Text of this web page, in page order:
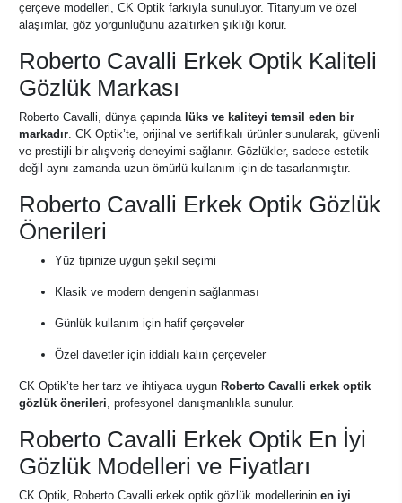
çerçeve modelleri, CK Optik farkıyla sunuluyor. Titanyum ve özel
alaşımlar, göz yorgunluğunu azaltırken şıklığı korur.
Roberto Cavalli Erkek Optik Kaliteli
Gözlük Markası
Roberto Cavalli, dünya çapında lüks ve kaliteyi temsil eden bir
markadır. CK Optik’te, orijinal ve sertifikalı ürünler sunularak, güvenli
ve prestijli bir alışveriş deneyimi sağlanır. Gözlükler, sadece estetik
değil aynı zamanda uzun ömürlü kullanım için de tasarlanmıştır.
Roberto Cavalli Erkek Optik Gözlük
Önerileri
Yüz tipinize uygun şekil seçimi
Klasik ve modern dengenin sağlanması
Günlük kullanım için hafif çerçeveler
Özel davetler için iddialı kalın çerçeveler
CK Optik’te her tarz ve ihtiyaca uygun Roberto Cavalli erkek optik
gözlük önerileri, profesyonel danışmanlıkla sunulur.
Roberto Cavalli Erkek Optik En İyi
Gözlük Modelleri ve Fiyatları
CK Optik, Roberto Cavalli erkek optik gözlük modellerinin en iyi